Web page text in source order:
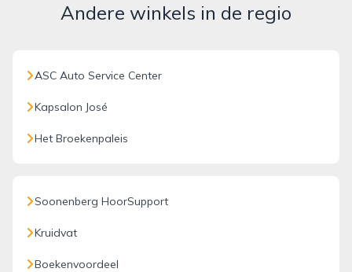
Andere winkels in de regio
ASC Auto Service Center
Kapsalon José
Het Broekenpaleis
Soonenberg HoorSupport
Kruidvat
Boekenvoordeel